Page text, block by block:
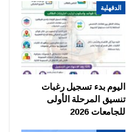
الدقهلية
اليوم بدء تسجيل رغبات
تنسيق المرحلة الأولى
للجامعات 2026